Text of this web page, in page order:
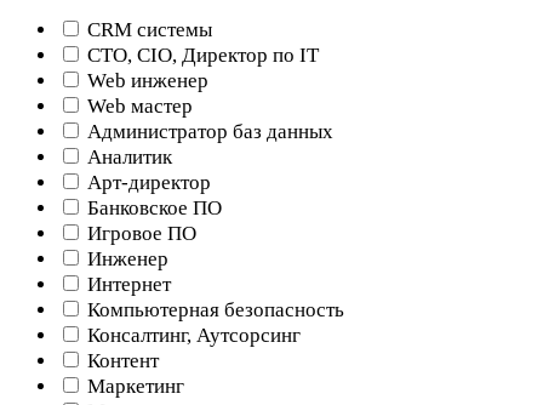
CRM системы
CTO, CIO, Директор по IT
Web инженер
Web мастер
Администратор баз данных
Аналитик
Арт-директор
Банковское ПО
Игровое ПО
Инженер
Интернет
Компьютерная безопасность
Консалтинг, Аутсорсинг
Контент
Маркетинг